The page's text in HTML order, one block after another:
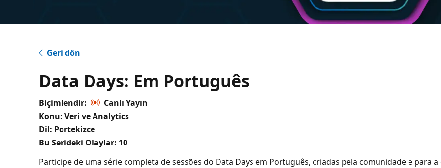
Geri dön
Data Days: Em Português
Biçimlendir:
Canlı Yayın
Konu: Veri ve Analytics
Dil: Portekizce
Bu Serideki Olaylar: 10
Participe de uma série completa de sessões do Data Days em Português, criadas pela comunidade e para